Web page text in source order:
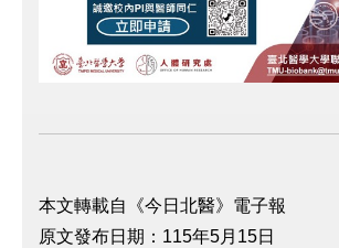
本文轉載自《今日北醫》電子報
原文發布日期：115年5月15日